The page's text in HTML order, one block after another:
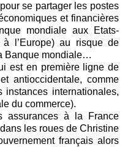
se partager les postes
et financières
mondiale aux Etats-
l’Europe) au risque de
Banque mondiale…
est en première ligne de
antioccidentale, comme
instances internationales,
du commerce).
assurances à la France
les roues de Christine
français alors